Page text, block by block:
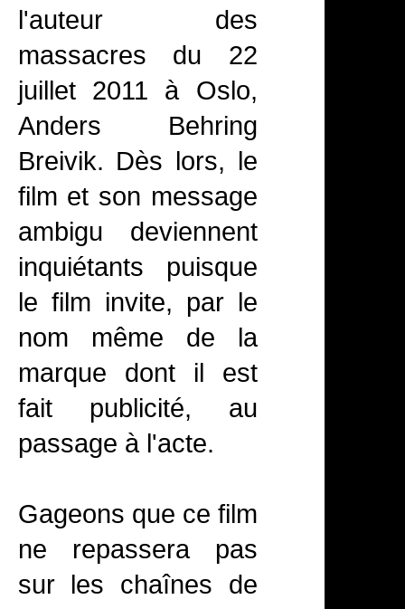
l'auteur des
massacres du 22
juillet 2011 à Oslo,
Anders Behring
Breivik. Dès lors, le
film et son message
ambigu deviennent
inquiétants puisque
le film invite, par le
nom même de la
marque dont il est
fait publicité, au
passage à l'acte.
Gageons que ce film
ne repassera pas
sur les chaînes de